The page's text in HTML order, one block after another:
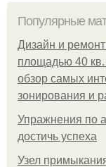
Популярные
Дизайн и
площадью 40
обзор самых
зонирования и
Упражнения по
достичь успеха
Узел